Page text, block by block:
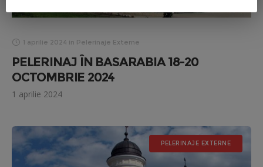
1 aprilie 2024 in Pelerinaje Externe
PELERINAJ ÎN BASARABIA 18-20
OCTOMBRIE 2024
1 aprilie 2024
PELERINAJE EXTERNE